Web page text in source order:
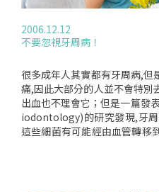
2006.12.12
不要忽視牙周病！
很多成年人其實都有牙周病,
痛,因此大部分的人並不會特別
出血也不理會它；但是一篇發
iodontology)的研究發現,牙
這些細菌有可能經由血管轉移
中風、糖尿病、胰臟癌等疾